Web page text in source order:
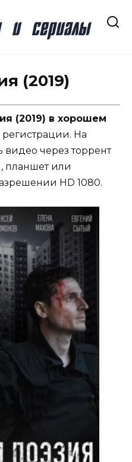
(2019)
(2019) в хорошем
регистрации. На
видео через торрент
планшет или
HD 1080.